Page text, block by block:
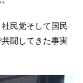
民党そして国民
闘してきた事実